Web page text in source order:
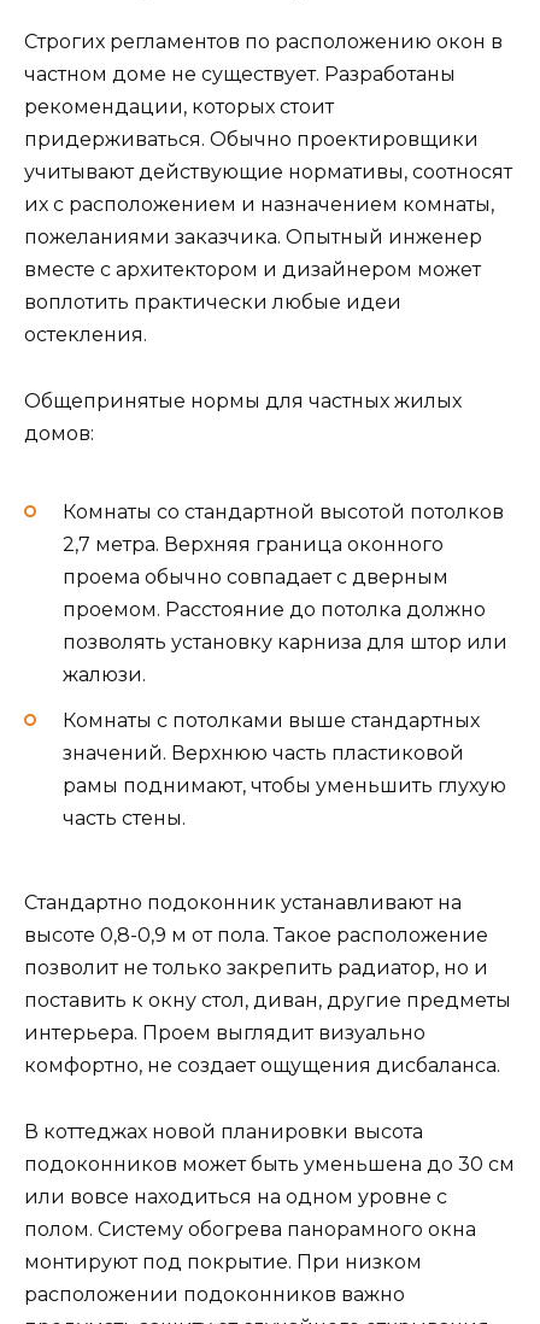
Строгих регламентов по расположению окон в
частном доме не существует. Разработаны
рекомендации, которых стоит
придерживаться. Обычно проектировщики
учитывают действующие нормативы, соотносят
их с расположением и назначением комнаты,
пожеланиями заказчика. Опытный инженер
вместе с архитектором и дизайнером может
воплотить практически любые идеи
остекления.
Общепринятые нормы для частных жилых
домов:
Комнаты со стандартной высотой потолков
2,7 метра. Верхняя граница оконного
проема обычно совпадает с дверным
проемом. Расстояние до потолка должно
позволять установку карниза для штор или
жалюзи.
Комнаты с потолками выше стандартных
значений. Верхнюю часть пластиковой
рамы поднимают, чтобы уменьшить глухую
часть стены.
Стандартно подоконник устанавливают на
высоте 0,8-0,9 м от пола. Такое расположение
позволит не только закрепить радиатор, но и
поставить к окну стол, диван, другие предметы
интерьера. Проем выглядит визуально
комфортно, не создает ощущения дисбаланса.
В коттеджах новой планировки высота
подоконников может быть уменьшена до 30 см
или вовсе находиться на одном уровне с
полом. Систему обогрева панорамного окна
монтируют под покрытие. При низком
расположении подоконников важно